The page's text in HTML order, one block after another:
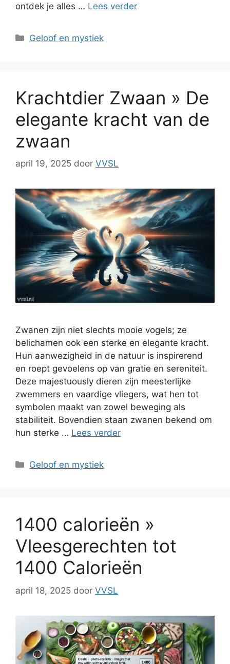
ontdek je alles … Lees verder
Categorieën
Geloof en mystiek
Krachtdier Zwaan » De
elegante kracht van de
zwaan
april 19, 2025 door VVSL
Zwanen zijn niet slechts mooie vogels; ze
belichamen ook een sterke en elegante kracht.
Hun aanwezigheid in de natuur is inspirerend
en roept gevoelens op van gratie en sereniteit.
Deze majestuously dieren zijn meesterlijke
zwemmers en vaardige vliegers, wat hen tot
symbolen maakt van zowel beweging als
stabiliteit. Bovendien staan zwanen bekend om
hun sterke … Lees verder
Categorieën
Geloof en mystiek
1400 calorieën »
Vleesgerechten tot
1400 Calorieën
april 18, 2025 door VVSL